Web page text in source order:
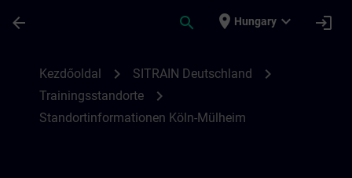
arrow_back search place Hungary expand_more login
Kezdőoldal chevron_right SITRAIN Deutschland chevron_right
Trainingsstandorte chevron_right
Standortinformationen Köln-Mülheim